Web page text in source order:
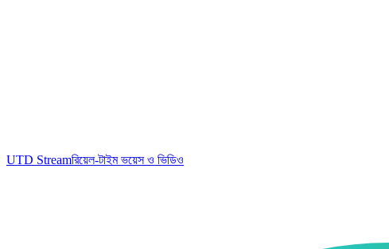
UTD Streamরিয়েল-টাইম ভয়েস ও ভিডিও